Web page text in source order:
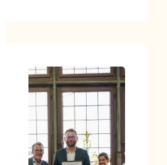
maire, Pierre
Dischinger) samedi
6 septembre 2025,
a donné le ton d’une
saison nouvelle qui
s’annonce riche.
Remise du Prix de la